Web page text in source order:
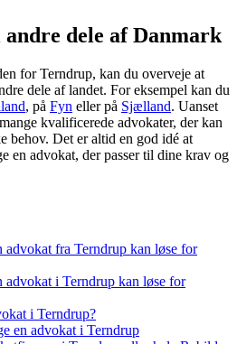
dele af Danmark
for Terndrup, kan du overveje at
dele af landet. For eksempel kan du
, på Fyn eller på Sjælland. Uanset
kvalificerede advokater, der kan
behov. Det er altid en god idé at
en advokat, der passer til dine krav og
advokat fra Terndrup kan løse for
advokat i Terndrup kan løse for
i Terndrup?
en advokat i Terndrup